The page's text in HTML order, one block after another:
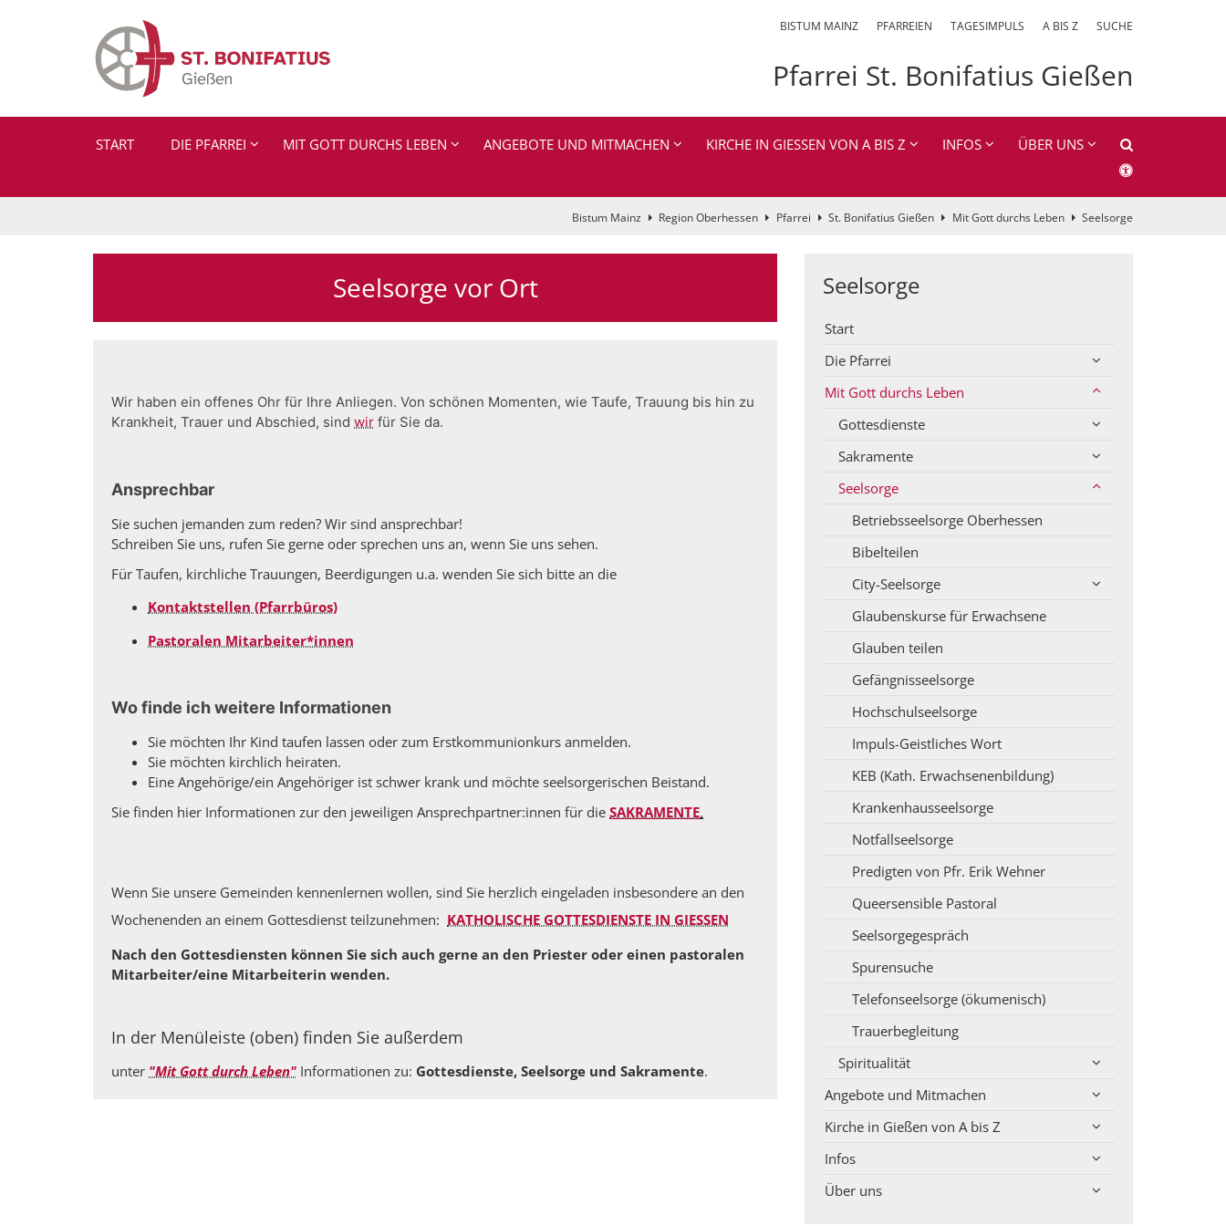
BISTUM MAINZ PFARREIEN TAGESIMPULS A BIS Z SUCHE
Pfarrei St. Bonifatius Gießen
START DIE PFARREI MIT GOTT DURCHS LEBEN ANGEBOTE UND MITMACHEN KIRCHE IN GIESSEN VON A BIS Z INFOS ÜBER UNS
Bistum Mainz Region Oberhessen Pfarrei St. Bonifatius Gießen Mit Gott durchs Leben Seelsorge
Seelsorge vor Ort
Wir haben ein offenes Ohr für Ihre Anliegen. Von schönen Momenten, wie Taufe, Trauung bis hin zu
Krankheit, Trauer und Abschied, sind wir für Sie da.
Ansprechbar
Sie suchen jemanden zum reden? Wir sind ansprechbar!
Schreiben Sie uns, rufen Sie gerne oder sprechen uns an, wenn Sie uns sehen.
Für Taufen, kirchliche Trauungen, Beerdigungen u.a. wenden Sie sich bitte an die
Kontaktstellen (Pfarrbüros)
Pastoralen Mitarbeiter*innen
Wo finde ich weitere Informationen
Sie möchten Ihr Kind taufen lassen oder zum Erstkommunionkurs anmelden.
Sie möchten kirchlich heiraten.
Eine Angehörige/ein Angehöriger ist schwer krank und möchte seelsorgerischen Beistand.
Sie finden hier Informationen zur den jeweiligen Ansprechpartner:innen für die SAKRAMENTE.
Wenn Sie unsere Gemeinden kennenlernen wollen, sind Sie herzlich eingeladen insbesondere an den
Wochenenden an einem Gottesdienst teilzunehmen: KATHOLISCHE GOTTESDIENSTE IN GIESSEN
Nach den Gottesdiensten können Sie sich auch gerne an den Priester oder einen pastoralen
Mitarbeiter/eine Mitarbeiterin wenden.
In der Menüleiste (oben) finden Sie außerdem
unter "Mit Gott durch Leben" Informationen zu: Gottesdienste, Seelsorge und Sakramente.
Seelsorge
Start
Die Pfarrei
Mit Gott durchs Leben
Gottesdienste
Sakramente
Seelsorge
Betriebsseelsorge Oberhessen
Bibelteilen
City-Seelsorge
Glaubenskurse für Erwachsene
Glauben teilen
Gefängnisseelsorge
Hochschulseelsorge
Impuls-Geistliches Wort
KEB (Kath. Erwachsenenbildung)
Krankenhausseelsorge
Notfallseelsorge
Predigten von Pfr. Erik Wehner
Queersensible Pastoral
Seelsorgegespräch
Spurensuche
Telefonseelsorge (ökumenisch)
Trauerbegleitung
Spiritualität
Angebote und Mitmachen
Kirche in Gießen von A bis Z
Infos
Über uns